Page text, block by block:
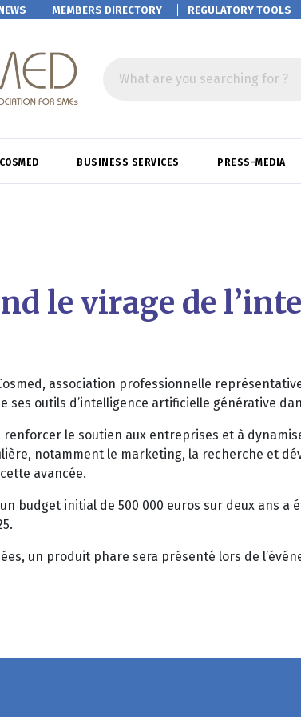
MEMBERS DIRECTORY REGULATORY TOOLS
What are you searching for ?
BUSINESS SERVICES PRESS-MEDIA
le virage de
association professionnelle
outils d’intelligence artificielle générative
le soutien aux entreprises et à
notamment le marketing, la recherche et
avancée.
budget initial de 500 000 euros sur deux ans a
un produit phare sera présenté lors de